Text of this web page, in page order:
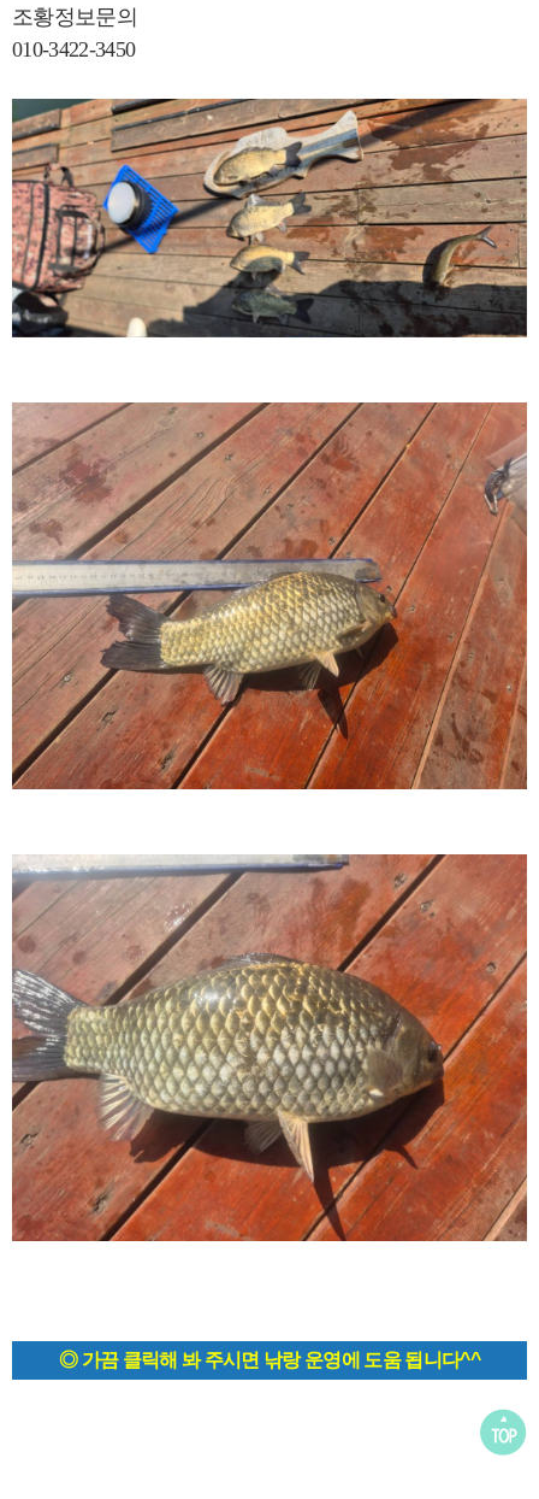
조황정보문의
010-3422-3450
◎ 가끔 클릭해 봐 주시면 낚랑 운영에 도움 됩니다^^